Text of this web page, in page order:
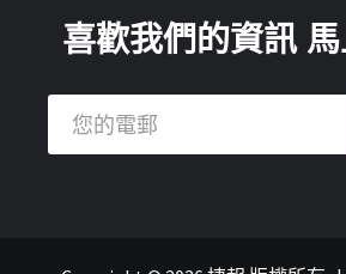
喜歡我們的資訊 馬